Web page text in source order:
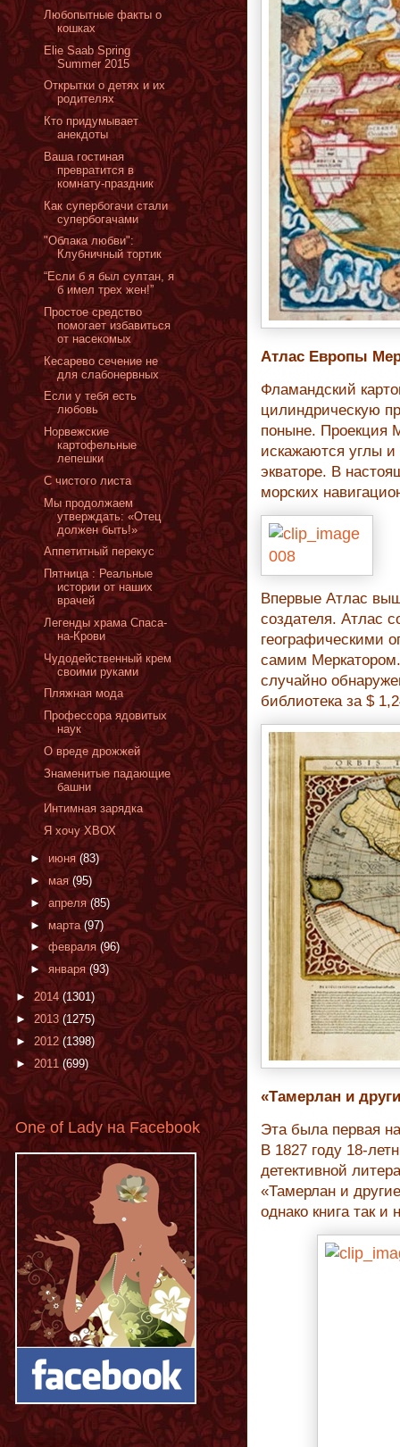
Атлас Европы
Фламандский
цилиндрическую
поныне. Проекция
искажаются углы
экваторе. В
морских
Впервые Атлас
создателя. Атлас
географическими
самим
случайно
библиотека за $
«Тамерлан и
Эта была первая
В 1827 году 18-
детективной
«Тамерлан и
однако книга так и
Любопытные факты о
кошках
Elie Saab Spring
Summer 2015
Открытки о детях и их
родителях
Кто придумывает
анекдоты
Ваша гостиная
превратится в
комнату-праздник
Как супербогачи стали
супербогачами
"Облака любви":
Клубничный тортик
“Если б я был султан, я
б имел трех жен!”
Простое средство
помогает избавиться
от насекомых
Кесарево сечение не
для слабонервных
Если у тебя есть
любовь
Норвежские
картофельные
лепешки
С чистого листа
Мы продолжаем
утверждать: «Отец
должен быть!»
Аппетитный перекус
Пятница : Реальные
истории от наших
врачей
Легенды храма Спаса-
на-Крови
Чудодейственный крем
своими руками
Пляжная мода
Профессора ядовитых
наук
О вреде дрожжей
Знаменитые падающие
башни
Интимная зарядка
Я хочу ХВОХ
► июня(83)
► мая (95)
► апреля (85)
► марта (97)
►февраля (96)
► января (93)
► 2014(1301)
► 2013 (1275)
► 2012 (1398)
► 2011 (699)
One of Lady на Facebook